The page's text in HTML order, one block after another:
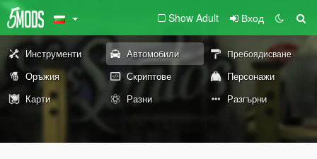
Show Adult Вход
Инструменти Автомобили Пребоядисване
Оръжия Скриптове
Персонажи
Карти
Разни Разгърни